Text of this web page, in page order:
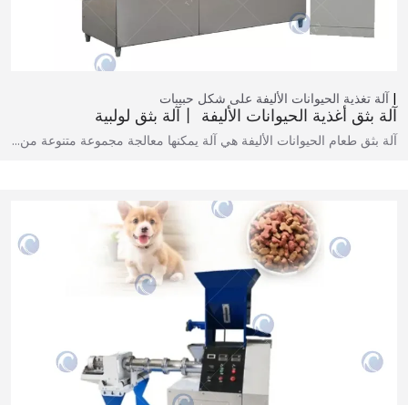
آلة تغذية الحيوانات الأليفة على شكل حبيبات
آلة بثق أغذية الحيوانات الأليفة 丨آلة بثق لولبية
آلة بثق طعام الحيوانات الأليفة هي آلة يمكنها معالجة مجموعة متنوعة من…